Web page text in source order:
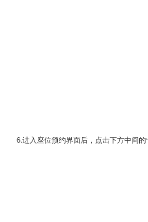
6.进入座位预约界面后，点击下方中间的